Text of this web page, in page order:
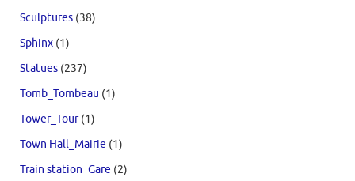
Sculptures (38)
Sphinx (1)
Statues (237)
Tomb_Tombeau (1)
Tower_Tour(1)
Town Hall_Mairie (1)
Train station_Gare (2)